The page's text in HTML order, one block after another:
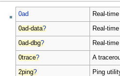
0ad Real-
0ad-data? Real-
0ad-dbg? Real-
0trace? A
2ping? Ping